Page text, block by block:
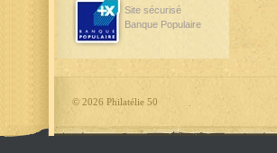
Site sécurisé
Banque Populaire
© 2026 Philatélie 50